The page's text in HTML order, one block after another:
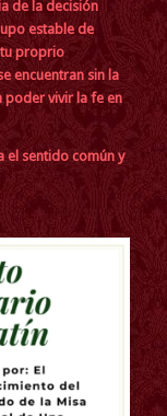
de la decisión
estable de
proprio
encuentran sin la
poder vivir la fe en
el sentido común y